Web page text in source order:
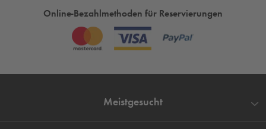
Online-Bezahlmethoden für Reservierungen
Meistgesucht